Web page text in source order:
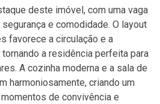
deste imóvel, com uma vaga
e comodidade. O layout
favorece a circulação e a
a residência perfeita para
A cozinha moderna e a sala de
harmoniosamente, criando um
de convivência e